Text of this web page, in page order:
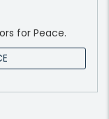
for Peace.